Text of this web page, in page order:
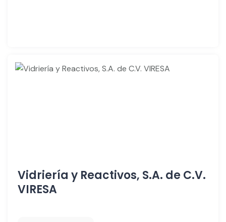
Vidriería y Reactivos, S.A. de C.V.
VIRESA